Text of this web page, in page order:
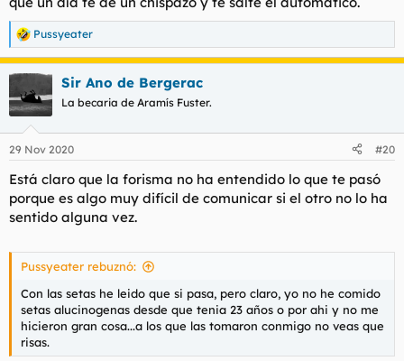
R
e
c
i
e
:
Pussyeater
Sir Ano de Bergerac
La becaria de Aramís Fuster.
29 Nov 2020 #20
Está claro que la forisma no ha entendido lo que te pasó
porque es algo muy difícil de comunicar si el otro no lo ha
sentido alguna vez.
Pussyeater rebuznó:
Con las setas he leido que si pasa, pero claro, yo no he comido
setas alucinogenas desde que tenia 23 años o por ahi y no me
hicieron gran cosa...a los que las tomaron conmigo no veas que
risas.